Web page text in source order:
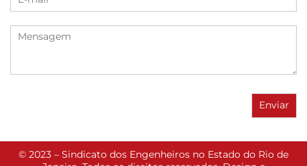
© 2023 – Sindicato dos Engenheiros no Estado do Rio de